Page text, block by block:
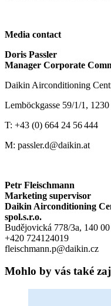
Media contact
Doris Passler
Manager Corporate
Daikin Airconditioning
Lemböckgasse 59/1/1,
T: +43 (0) 664 24 56 444
M: passler.d@daikin.at
Petr Fleischmann
Marketing supervisor
Daikin Airconditioning
spol.s.r.o.
Budějovická 778/3a, 140
+420 724124019
fleischmann.p@daikin.cz
Mohlo by vás také